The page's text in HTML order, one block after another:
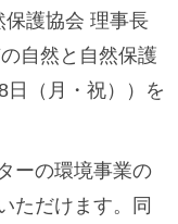
護協会 理事長
自然と自然保護
日（月・祝））を
ーの環境事業の
ただけます。同